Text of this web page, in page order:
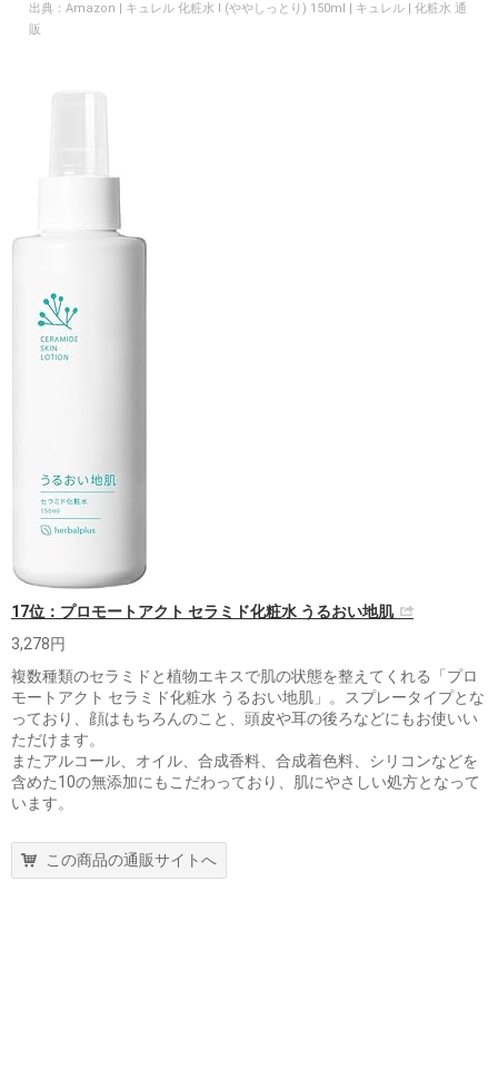
出典： Amazon | キュレル 化粧水 I (ややしっとり) 150ml | キュレル | 化粧水 通
販
17位：プロモートアクト セラミド化粧水 うるおい地肌
3,278円
複数種類のセラミドと植物エキスで肌の状態を整えてくれる「プロ
モートアクト セラミド化粧水 うるおい地肌」。スプレータイプとな
っており、顔はもちろんのこと、頭皮や耳の後ろなどにもお使いい
ただけます。
またアルコール、オイル、合成香料、合成着色料、シリコンなどを
含めた10の無添加にもこだわっており、肌にやさしい処方となって
います。
この商品の通販サイトへ